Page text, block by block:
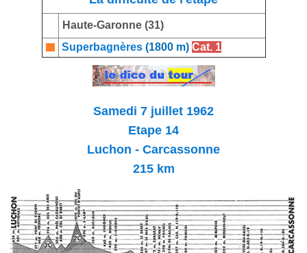
Haute-Garonne (31)
Superbagnères(1800 m) Cat. 1
Samedi 7 juillet 1962
Etape 14
Luchon - Carcassonne
215 km